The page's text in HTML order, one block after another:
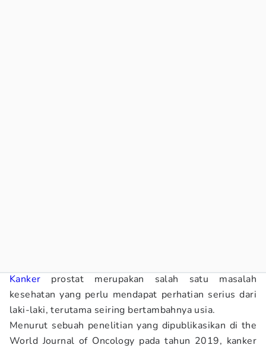
Kanker prostat merupakan salah satu masalah
kesehatan yang perlu mendapat perhatian serius dari
laki-laki, terutama seiring bertambahnya usia.
Menurut sebuah penelitian yang dipublikasikan di the
World Journal of Oncology pada tahun 2019, kanker